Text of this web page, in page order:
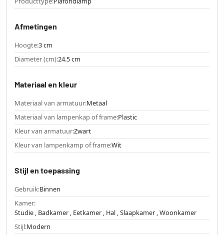
Afmetingen
Hoogte:3 cm
Diameter (cm):24.5 cm
Materiaal en kleur
Materiaal van armatuur:Metaal
Materiaal van lampenkap of frame:Plastic
Kleur van armatuur:Zwart
Kleur van lampenkamp of frame:Wit
Stijl en toepassing
Gebruik:Binnen
Kamer:
Studie , Badkamer , Eetkamer , Hal , Slaapkamer , Woonkamer
Stijl:Modern